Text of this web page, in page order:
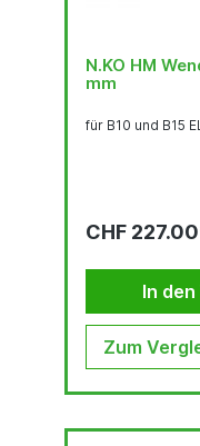
N.KO HM
mm
für B10 und B15
CHF
In
Zum